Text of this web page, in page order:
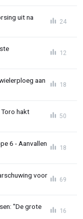
uit na
24
12
aan
18
Toro hakt
50
6 - Aanvallen
18
voor
69
"De grote
16